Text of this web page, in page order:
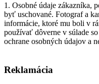
1. Osobné údaje zákazníka,
byť uschované. Fotograf a
informácie, ktoré mu boli v
používať dôverne v súlade
ochrane osobných údajov a
Reklamácia